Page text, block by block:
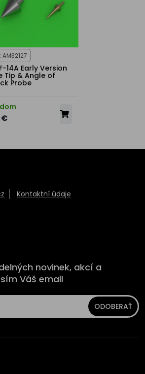
AM32127
14A Early Version
Tip & Angle of
Probe
€
Kontaktní údaje
novinek, akcí a
Váš email
ODOBERAŤ